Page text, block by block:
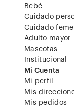
Bebé
Cuidado
Cuidado
Adulto mayor
Mascotas
Institucional
Mi Cuenta
Mi perfil
Mis
Mis pedidos